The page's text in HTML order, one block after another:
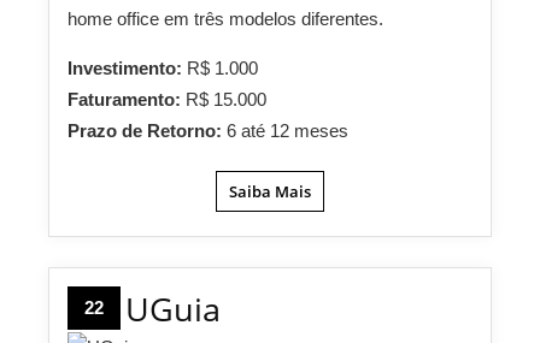
home office em três modelos diferentes.
Investimento: R$ 1.000
Faturamento: R$ 15.000
Prazo de Retorno: 6 até 12 meses
Saiba Mais
22 UGuia